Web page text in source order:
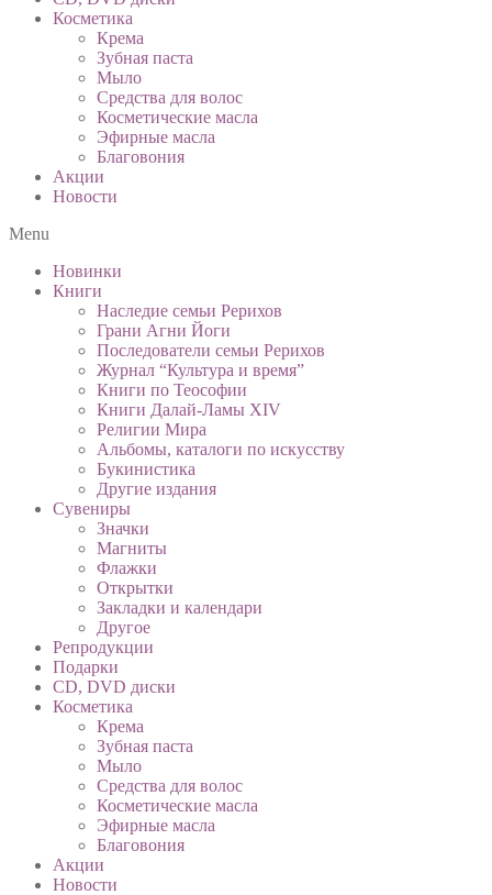
Косметика
Крема
Зубная паста
Мыло
Средства для волос
Косметические масла
Эфирные масла
Благовония
Акции
Новости
Menu
Новинки
Книги
Наследие семьи Рерихов
Грани Агни Йоги
Последователи семьи Рерихов
Журнал “Культура и время”
Книги по Теософии
Книги Далай-Ламы XIV
Религии Мира
Альбомы, каталоги по искусству
Букинистика
Другие издания
Сувениры
Значки
Магниты
Флажки
Открытки
Закладки и календари
Другое
Репродукции
Подарки
CD, DVD диски
Косметика
Крема
Зубная паста
Мыло
Средства для волос
Косметические масла
Эфирные масла
Благовония
Акции
Новости